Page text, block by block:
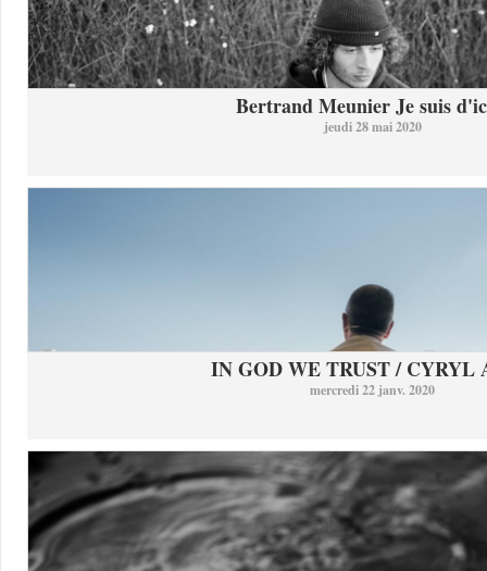
Bertrand Meunier Je suis
jeudi 28 mai 2020
IN GOD WE TRUST / CYRYL
mercredi 22 janv. 2020